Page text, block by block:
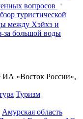
вопросов
туристической
между Хэйхэ и
за большой воды
«Восток России»,
Туризм
Амурская область